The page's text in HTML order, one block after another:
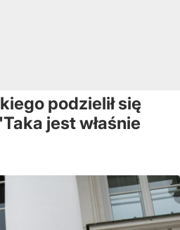
podzielił się
jest właśnie